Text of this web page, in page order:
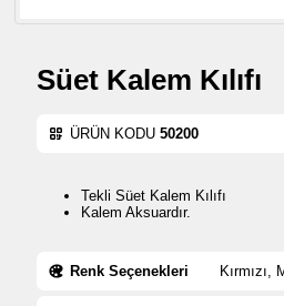
Süet Kalem Kılıfı
ÜRÜN KODU 50200
Tekli Süet Kalem Kılıfı
Kalem Aksuardır.
Renk Seçenekleri Kırmızı,